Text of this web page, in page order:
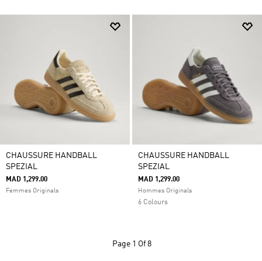
CHAUSSURE HANDBALL
SPEZIAL
MAD 1,299.00
Femmes Originals
CHAUSSURE HANDBALL
SPEZIAL
MAD 1,299.00
Hommes Originals
6 Colours
Page 1 Of 8